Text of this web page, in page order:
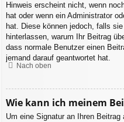
Hinweis erscheint nicht, wenn
hat oder wenn ein Administrator
hat. Diese können jedoch, falls
hinterlassen, warum Ihr Beitrag
dass normale Benutzer einen
jemand darauf geantwortet hat.
Nach oben
Wie kann ich meinem
Um eine Signatur an Ihren